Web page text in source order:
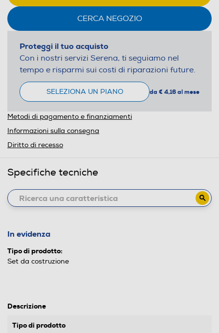
CERCA NEGOZIO
Proteggi il tuo acquisto
Con i nostri servizi Serena, ti seguiamo nel
tempo e risparmi sui costi di riparazioni future.
SELEZIONA UN PIANO da € 4,16 al mese
Metodi di pagamento e finanziamenti
Informazioni sulla consegna
Diritto di recesso
Specifiche tecniche
In evidenza
Tipo di prodotto:
Set da costruzione
Descrizione
Tipo di prodotto